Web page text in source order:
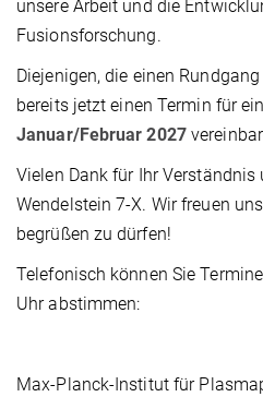
unsere Arbeit und die
Fusionsforschung.
Diejenigen, die einen
bereits jetzt einen Termin für
Januar/Februar 2027
Vielen Dank für Ihr Verständnis
Wendelstein 7-X. Wir freuen
begrüßen zu dürfen!
Telefonisch können Sie
Uhr abstimmen:
Max-Planck-Institut für